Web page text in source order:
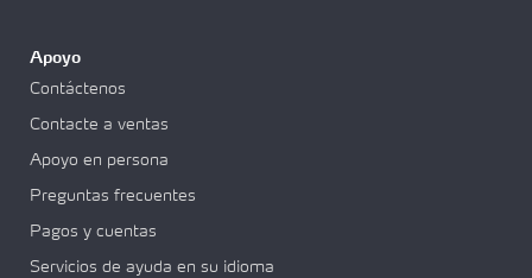
Apoyo
Contáctenos
Contacte a ventas
Apoyo en persona
Preguntas frecuentes
Pagos y cuentas
Servicios de ayuda en su idioma